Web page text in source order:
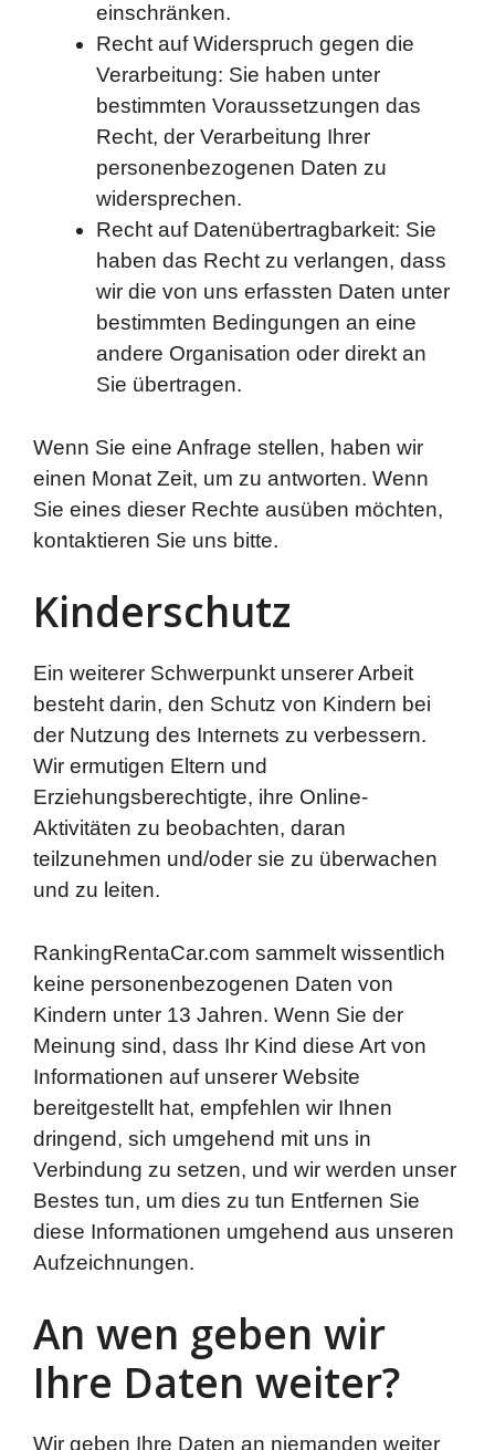
einschränken.
Recht auf Widerspruch gegen die
Verarbeitung: Sie haben unter
bestimmten Voraussetzungen das
Recht, der Verarbeitung Ihrer
personenbezogenen Daten zu
widersprechen.
Recht auf Datenübertragbarkeit: Sie
haben das Recht zu verlangen, dass
wir die von uns erfassten Daten unter
bestimmten Bedingungen an eine
andere Organisation oder direkt an
Sie übertragen.
Wenn Sie eine Anfrage stellen, haben wir
einen Monat Zeit, um zu antworten. Wenn
Sie eines dieser Rechte ausüben möchten,
kontaktieren Sie uns bitte.
Kinderschutz
Ein weiterer Schwerpunkt unserer Arbeit
besteht darin, den Schutz von Kindern bei
der Nutzung des Internets zu verbessern.
Wir ermutigen Eltern und
Erziehungsberechtigte, ihre Online-
Aktivitäten zu beobachten, daran
teilzunehmen und/oder sie zu überwachen
und zu leiten.
RankingRentaCar.com sammelt wissentlich
keine personenbezogenen Daten von
Kindern unter 13 Jahren. Wenn Sie der
Meinung sind, dass Ihr Kind diese Art von
Informationen auf unserer Website
bereitgestellt hat, empfehlen wir Ihnen
dringend, sich umgehend mit uns in
Verbindung zu setzen, und wir werden unser
Bestes tun, um dies zu tun Entfernen Sie
diese Informationen umgehend aus unseren
Aufzeichnungen.
An wen geben wir
Ihre Daten weiter?
Wir geben Ihre Daten an niemanden weiter